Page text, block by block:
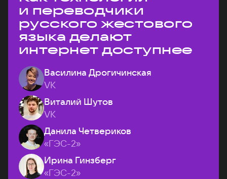
и переводчики
русского жестового
языка делают
интернет доступнее
Василина Дрогичинская
VK
Виталий Шутов
VK
Данила Четвериков
«ГЭС-2»
Ирина Гинзберг
«ГЭС-2»